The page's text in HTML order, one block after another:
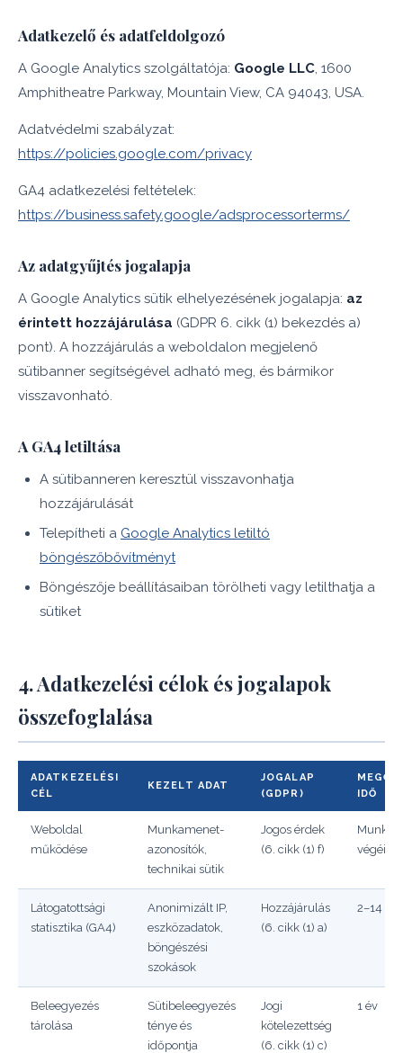
Adatkezelő és adatfeldolgozó
A Google Analytics szolgáltatója: Google LLC, 1600
Amphitheatre Parkway, Mountain View, CA 94043, USA.
Adatvédelmi szabályzat:
https://policies.google.com/privacy
GA4 adatkezelési feltételek:
https://business.safety.google/adsprocessorterms/
Az adatgyűjtés jogalapja
A Google Analytics sütik elhelyezésének jogalapja: az
érintett hozzájárulása (GDPR 6. cikk (1) bekezdés a)
pont). A hozzájárulás a weboldalon megjelenő
sütibanner segítségével adható meg, és bármikor
visszavonható.
A GA4 letiltása
A sütibanneren keresztül visszavonhatja
hozzájárulását
Telepítheti a Google Analytics letiltó
böngészőbővítményt
Böngészője beállításaiban törölheti vagy letilthatja a
sütiket
4. Adatkezelési célok és jogalapok
összefoglalása
ADATKEZELÉSI
CÉL
KEZELT ADAT
JOGALAP
(GDPR)
IDŐ
Weboldal
működése
Munkamenet-
azonosítók,
technikai sütik
Jogos érdek
(6. cikk (1) f)
végéig
Látogatottsági
statisztika (GA4)
Anonimizált IP,
eszközadatok,
böngészési
szokások
Hozzájárulás
(6. cikk (1) a)
2–14
Beleegyezés
tárolása
Sütibeleegyezés
ténye és
időpontja
Jogi
kötelezettség
(6. cikk (1) c)
1 év